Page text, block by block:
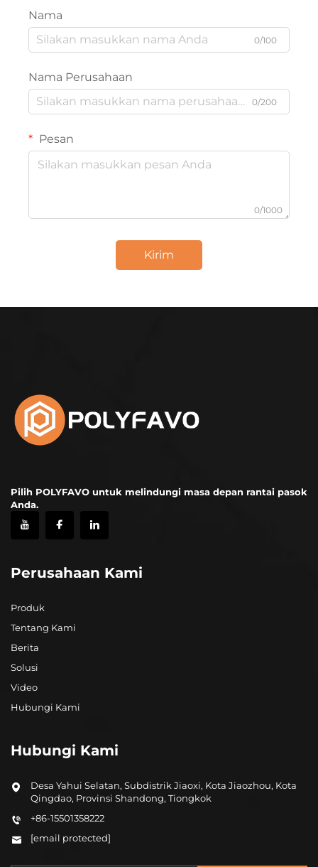
Nama
0/100
Nama Perusahaan
0/200
Pesan
0/1000
Kirim
Pilih POLYFAVO untuk melindungi masa depan rantai pasok
Anda.
Perusahaan Kami
Produk
Tentang Kami
Berita
Solusi
Video
Hubungi Kami
Hubungi Kami
Desa Yahui Selatan, Subdistrik Jiaoxi, Kota Jiaozhou, Kota
Qingdao, Provinsi Shandong, Tiongkok
+86-15501358222
[email protected]